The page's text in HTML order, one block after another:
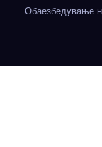
Обаезбедување